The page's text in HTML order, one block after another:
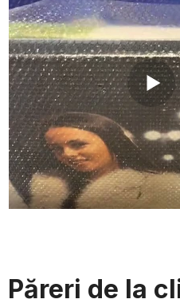
Păreri de la